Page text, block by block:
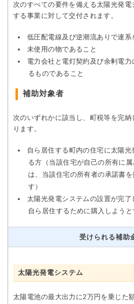
次のすべての要件を備える太陽光発
する事業に対して交付されます。
低圧配電線及び逆潮流ありで連系
未使用の物であること
電力会社と電灯契約及び余剰電力
るものであること
補助対象者
次のいずれかに該当し、町税等を完
ります。
自ら居住する町内の住宅に太陽
る方（当該住宅が自己の所有に
は、当該住宅の所有者の承諾書
す）
太陽光発電システムの設置が完
自ら居住するために購入しよう
受けられる補助
太陽光発電システム
太陽電池の最大出力に2万円を乗じた